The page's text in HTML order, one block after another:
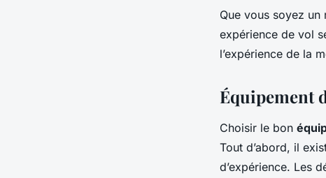
Que vous soyez
expérience de vol
l’expérience de la
Équipement
Choisir le bon
Tout d’abord, il
d’expérience. Les